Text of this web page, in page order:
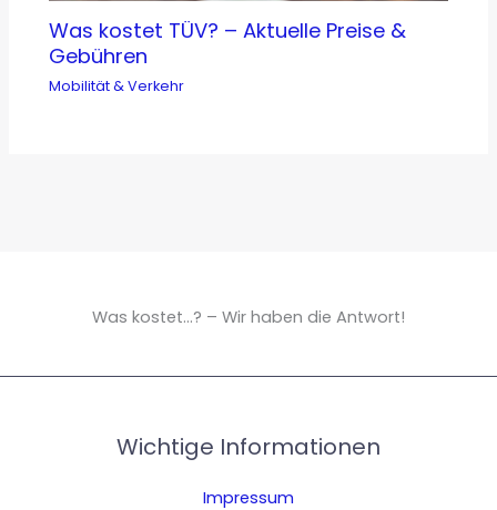
Was kostet TÜV? – Aktuelle Preise &
Gebühren
Mobilität & Verkehr
Was kostet...? – Wir haben die Antwort!
Wichtige Informationen
Impressum